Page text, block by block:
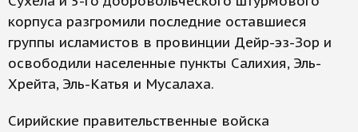
корпуса разгромили последние оставшиеся
группы исламистов в провинции Дейр-эз-Зор и
освободили населенные пункты Салихия, Эль-
Хрейта, Эль-Катья и Мусалаха.
Сирийские правительственные войска